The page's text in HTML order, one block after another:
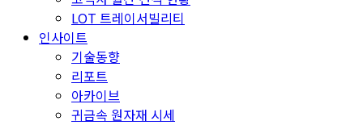
LOT 트레이서빌리티
인사이트
기술동향
리포트
아카이브
귀금속 원자재 시세